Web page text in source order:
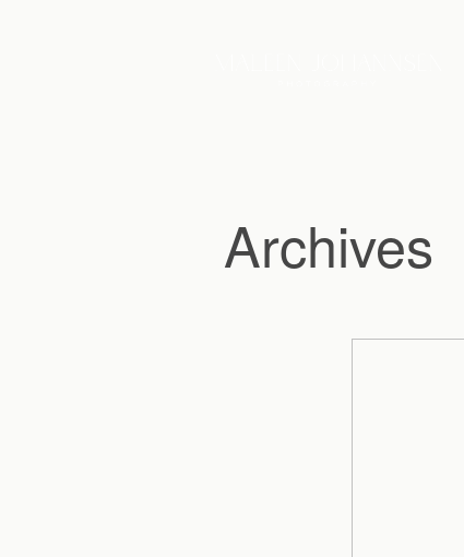
Archives